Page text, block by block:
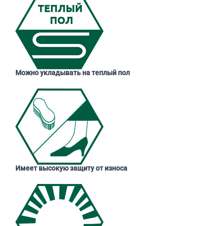
Можно укладывать на теплый пол
Имеет высокую защиту от износа